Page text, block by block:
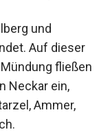
und
Auf dieser
fließen
Neckar ein,
Ammer,